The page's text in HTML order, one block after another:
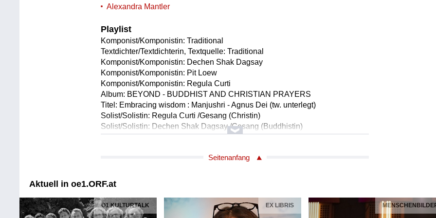
Alexandra Mantler
Playlist
Komponist/Komponistin: Traditional
Textdichter/Textdichterin, Textquelle: Traditional
Komponist/Komponistin: Dechen Shak Dagsay
Komponist/Komponistin: Pit Loew
Komponist/Komponistin: Regula Curti
Album: BEYOND - BUDDHIST AND CHRISTIAN PRAYERS
Titel: Embracing wisdom : Manjushri - Agnus Dei (tw. unterlegt)
Solist/Solistin: Regula Curti /Gesang (Christin)
Solist/Solistin: Dechen Shak Dagsay /Gesang (Buddhistin)
Ausführende: Pit Loew /Instrumental
Label: Decca Records/Universal 4763356
Seitenanfang
Aktuell in oe1.ORF.at
Ö1 KULTURTALK EX LIBRIS